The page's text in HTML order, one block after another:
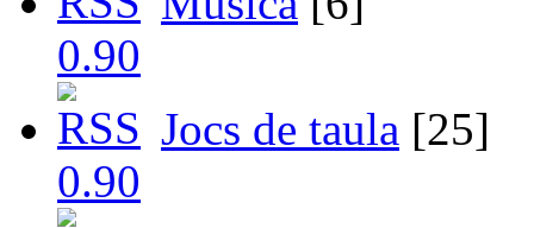
Jocs de taula [25]